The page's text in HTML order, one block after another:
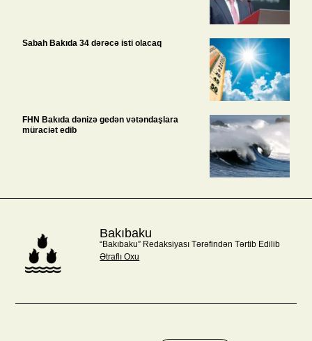
Sabah Bakıda 34 dərəcə isti olacaq
FHN Bakıda dənizə gedən vətəndaşlara
müraciət edib
Bakıbaku
“Bakıbaku” Redaksiyası Tərəfindən Tərtib Edilib
Ətraflı Oxu